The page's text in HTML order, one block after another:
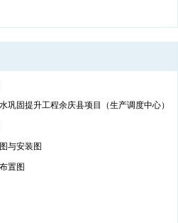
巩固提升工程余庆县项目（生产调度中心）
与安装图
置图